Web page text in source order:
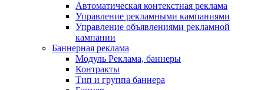
Автоматическая контекстная реклама
Управление рекламными кампаниями
Управление объявлениями рекламной
кампании
Баннерная реклама
Модуль Реклама, баннеры
Контракты
Тип и группа баннера